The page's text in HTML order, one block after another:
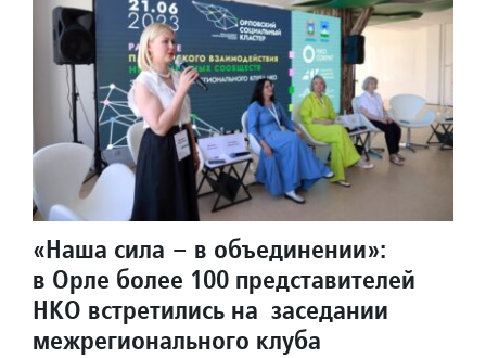
«Наша сила – в объединении»:
в Орле более 100 представителей
НКО встретились на заседании
межрегионального клуба